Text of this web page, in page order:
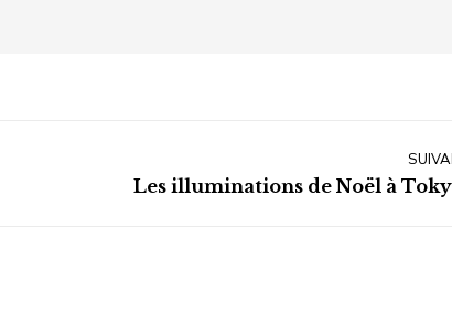
Les illuminations de Noël à